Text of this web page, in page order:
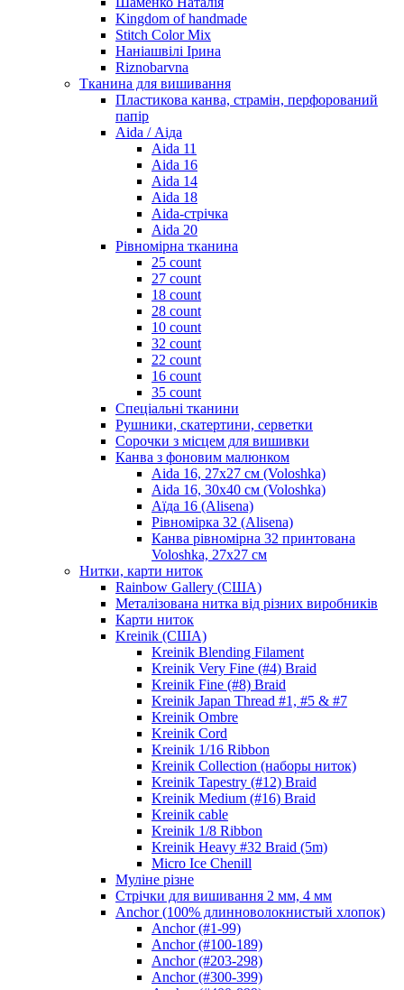
Kingdom of handmade
Stitch Color Mix
Наніашвілі Ірина
Riznobarvna
Тканина для вишивання
Пластикова канва, страмін, перфорований
папір
Aida / Аіда
Aida 11
Aida 16
Aida 14
Aida 18
Aida-стрічка
Aida 20
Рівномірна тканина
25 count
27 count
18 count
28 count
10 count
32 count
22 count
16 count
35 count
Спеціальні тканини
Рушники, скатертини, серветки
Сорочки з місцем для вишивки
Канва з фоновим малюнком
Aida 16, 27х27 см (Voloshka)
Aida 16, 30х40 см (Voloshka)
Аїда 16 (Alisena)
Рівномірка 32 (Alisena)
Канва рівномірна 32 принтована
Voloshka, 27х27 см
Нитки, карти ниток
Rainbow Gallery (США)
Металізована нитка від різних виробників
Карти ниток
Kreinik (США)
Kreinik Blending Filament
Kreinik Very Fine (#4) Braid
Kreinik Fine (#8) Braid
Kreinik Japan Thread #1, #5 & #7
Kreinik Ombre
Kreinik Cord
Kreinik 1/16 Ribbon
Kreinik Collection (наборы ниток)
Kreinik Tapestry (#12) Braid
Kreinik Medium (#16) Braid
Kreinik cable
Kreinik 1/8 Ribbon
Kreinik Heavy #32 Braid (5m)
Micro Ice Chenill
Муліне різне
Стрічки для вишивання 2 мм, 4 мм
Anchor (100% длинноволокнистый хлопок)
Anchor (#1-99)
Anchor (#100-189)
Anchor (#203-298)
Anchor (#300-399)